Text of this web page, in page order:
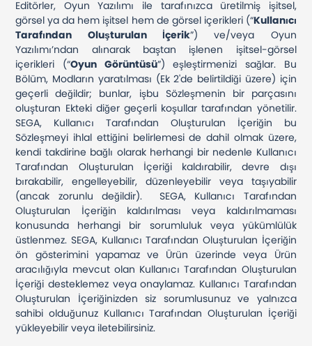
Editörler, Oyun Yazılımı ile tarafınızca üretilmiş işitsel,
görsel ya da hem işitsel hem de görsel içerikleri (“Kullanıcı
Tarafından Oluşturulan İçerik”) ve/veya Oyun
Yazılımı’ndan alınarak baştan işlenen işitsel-görsel
içerikleri (“Oyun Görüntüsü”) eşleştirmenizi sağlar. Bu
Bölüm, Modların yaratılması (Ek 2'de belirtildiği üzere) için
geçerli değildir; bunlar, işbu Sözleşmenin bir parçasını
oluşturan Ekteki diğer geçerli koşullar tarafından yönetilir.
SEGA, Kullanıcı Tarafından Oluşturulan İçeriğin bu
Sözleşmeyi ihlal ettiğini belirlemesi de dahil olmak üzere,
kendi takdirine bağlı olarak herhangi bir nedenle Kullanıcı
Tarafından Oluşturulan İçeriği kaldırabilir, devre dışı
bırakabilir, engelleyebilir, düzenleyebilir veya taşıyabilir
(ancak zorunlu değildir). SEGA, Kullanıcı Tarafından
Oluşturulan İçeriğin kaldırılması veya kaldırılmaması
konusunda herhangi bir sorumluluk veya yükümlülük
üstlenmez. SEGA, Kullanıcı Tarafından Oluşturulan İçeriğin
ön gösterimini yapamaz ve Ürün üzerinde veya Ürün
aracılığıyla mevcut olan Kullanıcı Tarafından Oluşturulan
İçeriği desteklemez veya onaylamaz. Kullanıcı Tarafından
Oluşturulan İçeriğinizden siz sorumlusunuz ve yalnızca
sahibi olduğunuz Kullanıcı Tarafından Oluşturulan İçeriği
yükleyebilir veya iletebilirsiniz.